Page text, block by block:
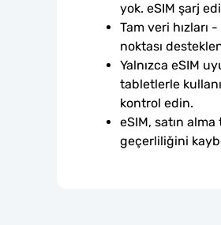
yok. eSIM şarj
Tam veri hızları
noktası
Yalnızca eSIM
tabletlerle
kontrol edin.
eSIM, satın
geçerliliğini